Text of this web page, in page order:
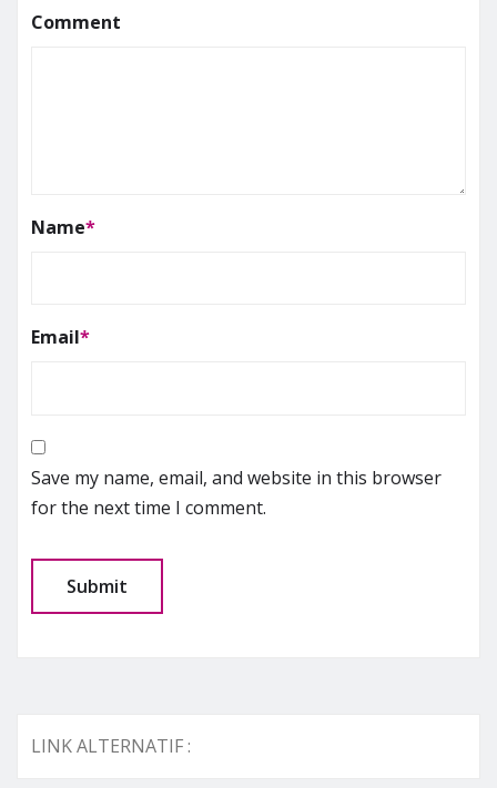
Comment
Name*
Email*
Save my name, email, and website in this browser
for the next time I comment.
LINK ALTERNATIF :